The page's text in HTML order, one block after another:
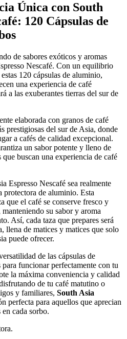
Única con South
120 Cápsulas de
de sabores exóticos y aromas
Nescafé. Con un equilibrio
120 cápsulas de aluminio,
una experiencia de café
a las exuberantes tierras del sur de
elaborada con granos de café
prestigiosas del sur de Asia, donde
a cafés de calidad excepcional.
un sabor potente y lleno de
buscan una experiencia de café
Espresso Nescafé sea realmente
protectora de aluminio. Esta
que el café se conserve fresco y
su sabor y aroma
Así, cada taza que prepares será
llena de matices y matices que solo
puede ofrecer.
de las cápsulas de
funcionar perfectamente con tu
la máxima conveniencia y calidad
de tu café matutino o
y familiares, South Asia
perfecta para aquellos que aprecian
cada sorbo.